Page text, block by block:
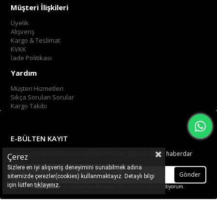
Müşteri İlişkileri
Üyelik
Alışveriş
Kargo & Teslimat
KVKK
İade Politikası
Yardım
Müşteri Hizmetleri
Sıkça Sorulan Sorular
Kargo Takibi
E-BÜLTEN KAYIT
Kampanyalarımızdan ve indirimlerimizden güncel olarak haberdar
olun.
Gönder
Üyelik koşullarını korunmasını kabul ediyorum.
Çerez
Sizlere en iyi alışveriş deneyimini sunabilmek adına
sitemizde çerezler(cookies) kullanmaktayız. Detaylı bilgi
için lütfentıklayınız.